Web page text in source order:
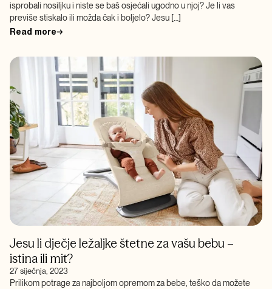
isprobali nosiljku i niste se baš osjećali ugodno u njoj? Je li vas
previše stiskalo ili možda čak i boljelo? Jesu […]
Read more→
Jesu li dječje ležaljke štetne za vašu bebu –
istina ili mit?
27 siječnja, 2023
Prilikom potrage za najboljom opremom za bebe, teško da možete